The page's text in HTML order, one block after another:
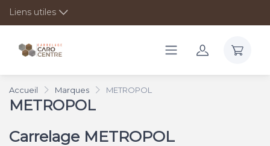
Liens utiles
Accueil Marques METROPOL
METROPOL
Carrelage METROPOL